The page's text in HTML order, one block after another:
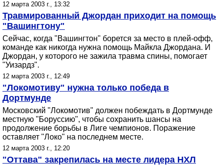
12 марта 2003 г., 13:32
Травмированный Джордан приходит на помощь
"Вашингтону"
Сейчас, когда "Вашингтон" борется за место в плей-офф,
команде как никогда нужна помощь Майкла Джордана. И
Джордан, у которого не зажила травма спины, помогает
"Уизардз".
12 марта 2003 г., 12:49
"Локомотиву" нужна только победа в
Дортмунде
Московский "Локомотив" должен побеждать в Дортмунде
местную "Боруссию", чтобы сохранить шансы на
продолжение борьбы в Лиге чемпионов. Поражение
оставляет "Локо" на последнем месте.
12 марта 2003 г., 12:20
"Оттава" закрепилась на месте лидера НХЛ